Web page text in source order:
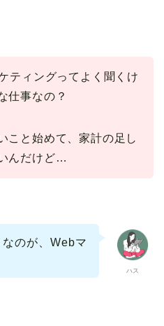
ティングってよく聞くけ
仕事なの？
こと始めて、家計の足し
んだけど…
ハス
のが、Webマ